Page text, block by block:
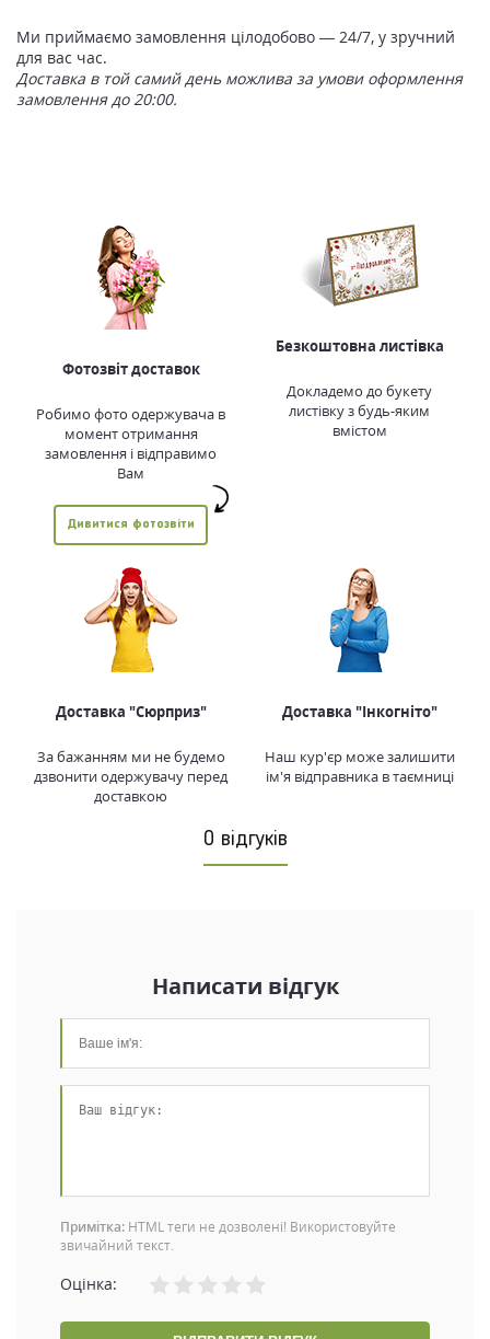
Ми приймаємо замовлення цілодобово — 24/7, у зручний
для вас час.
Доставка в той самий день можлива за умови оформлення
замовлення до 20:00.
Фотозвіт доставок
Робимо фото одержувача в
момент отримання
замовлення і відправимо
Вам
Дивитися фотозвіти
Безкоштовна листівка
Докладемо до букету
листівку з будь-яким
вмістом
Доставка "Сюрприз"
За бажанням ми не будемо
дзвонити одержувачу перед
доставкою
Доставка "Інкогніто"
Наш кур'єр може залишити
ім'я відправника в таємниці
0 відгуків
Написати відгук
Примітка: HTML теги не дозволені! Використовуйте
звичайний текст.
Оцінка: